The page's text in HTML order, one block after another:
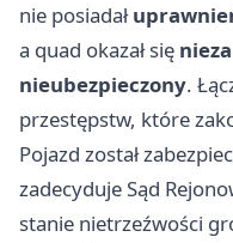
nie posiadał
a quad okazał się
nieubezpieczony.
przestępstw, które
Pojazd został
zadecyduje Sąd
stanie nietrzeźwości